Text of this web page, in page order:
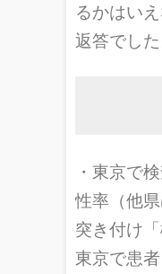
るかはい
返答でした
・東京で
性率（他
突き付け
東京で患